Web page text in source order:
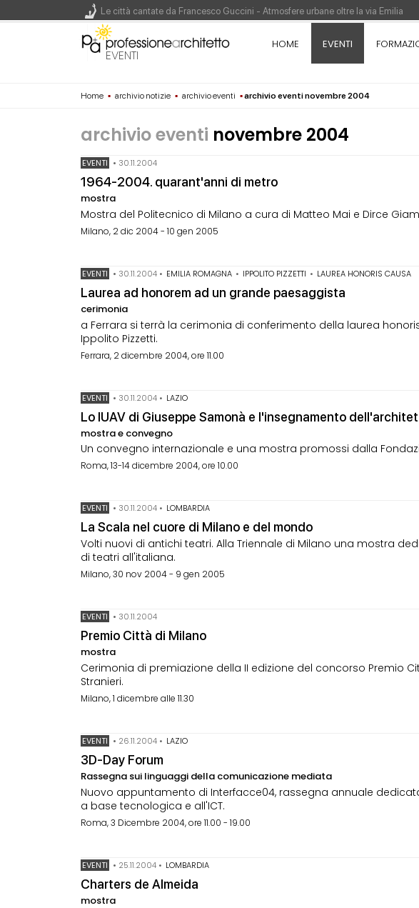
EVENTI
HOME EVENTI
Home ▪ archivio notizie ▪ archivio eventi ▪archivio eventi novembre 2004
archivio eventi novembre 2004
EVENTI • 30.11.2004
1964-2004. quarant'anni di metro
mostra
Mostra del Politecnico di Milano a cura di Matteo Mai e Dirce
Milano, 2 dic 2004 - 10 gen 2005
EVENTI • 30.11.2004 • EMILIA ROMAGNA • IPPOLITO PIZZETTI • LAUREA HONORIS CAUSA
Laurea ad honorem ad un grande paesaggista
cerimonia
a Ferrara si terrà la cerimonia di conferimento della laurea
Ippolito Pizzetti.
Ferrara, 2 dicembre 2004, ore 11.00
EVENTI • 30.11.2004 • LAZIO
Lo IUAV di Giuseppe Samonà e l'insegnamento
mostra e convegno
Un convegno internazionale e una mostra promossi dalla
Roma, 13-14 dicembre 2004, ore 10.00
EVENTI • 30.11.2004 • LOMBARDIA
La Scala nel cuore di Milano e del mondo
Volti nuovi di antichi teatri. Alla Triennale di Milano una mostra
di teatri all'italiana.
Milano, 30 nov 2004 - 9 gen 2005
EVENTI • 30.11.2004
Premio Città di Milano
mostra
Cerimonia di premiazione della II edizione del concorso Premio
Stranieri.
Milano, 1 dicembre alle 11.30
EVENTI • 26.11.2004 • LAZIO
3D-Day Forum
Rassegna sui linguaggi della comunicazione mediata
Nuovo appuntamento di Interfacce04, rassegna annuale
a base tecnologica e all'ICT.
Roma, 3 Dicembre 2004, ore 11.00 - 19.00
EVENTI • 25.11.2004 • LOMBARDIA
Charters de Almeida
mostra
Le città cantate da Francesco Guccini - Atmosfere urbane oltre la via Emilia
Renzo Piano World Tour 2026, ottava edizione in partenza. Rotta verso Ovest